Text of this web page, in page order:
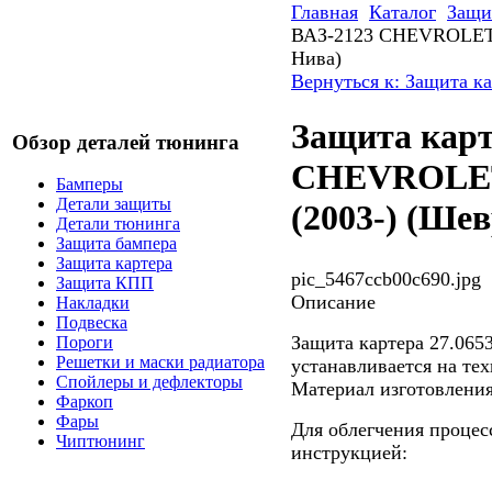
Обзор деталей тюнинга
Бамперы
Детали защиты
Детали тюнинга
Защита бампера
Защита картера
Защита КПП
Накладки
Подвеска
Пороги
Решетки и маски радиатора
Спойлеры и дефлекторы
Фаркоп
Фары
Чиптюнинг
Главная Каталог
ВАЗ-2123
Нива)
Вернуться к: Защита
Защита
(2003-)
pic_5467ccb00c690.jpg
Описание
Защита картера
устанавливается на
Материал
Для облегчения
инструкцией: